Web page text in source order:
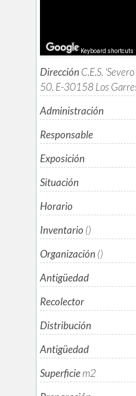
Keyboard shortcuts
Dirección C.E.S.
50. E-30158 Los
Administración
Responsable
Exposición
Situación
Horario
Inventario ()
Organización ()
Antigüedad
Recolector
Distribución
Antigüedad
Superficiem2